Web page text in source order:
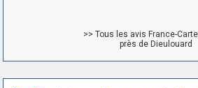
>> Tous les avis France-
près de Dieulouard